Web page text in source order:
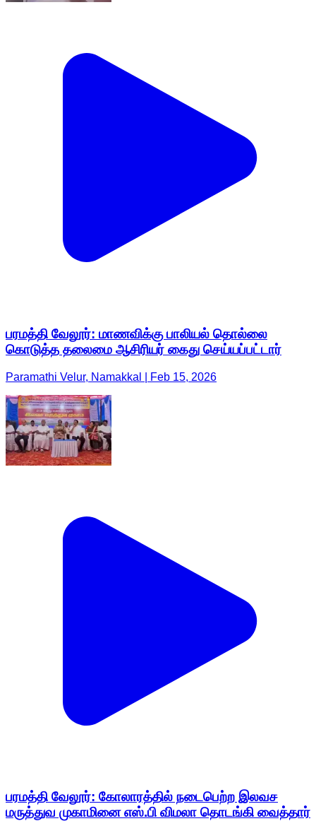
பரமத்தி வேலூர்: மாணவிக்கு பாலியல் தொல்லை
கொடுத்த தலைமை ஆசிரியர் கைது செய்யப்பட்டார்
Paramathi Velur, Namakkal | Feb 15, 2026
பரமத்தி வேலூர்: கோலாரத்தில் நடைபெற்ற இலவச
மருத்துவ முகாமினை எஸ்.பி விமலா தொடங்கி வைத்தார்